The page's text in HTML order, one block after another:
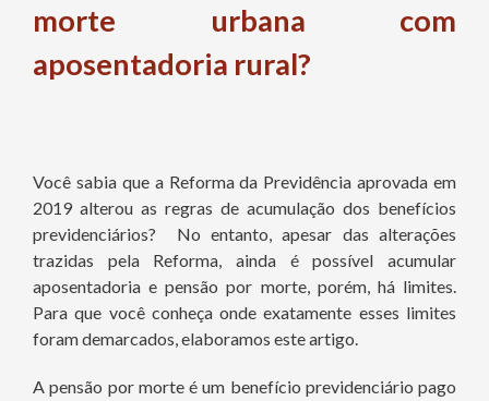
morte urbana com
aposentadoria rural?
Você sabia que a Reforma da Previdência aprovada em
2019 alterou as regras de acumulação dos benefícios
previdenciários? No entanto, apesar das alterações
trazidas pela Reforma, ainda é possível acumular
aposentadoria e pensão por morte, porém, há limites.
Para que você conheça onde exatamente esses limites
foram demarcados, elaboramos este artigo.
A pensão por morte é um benefício previdenciário pago